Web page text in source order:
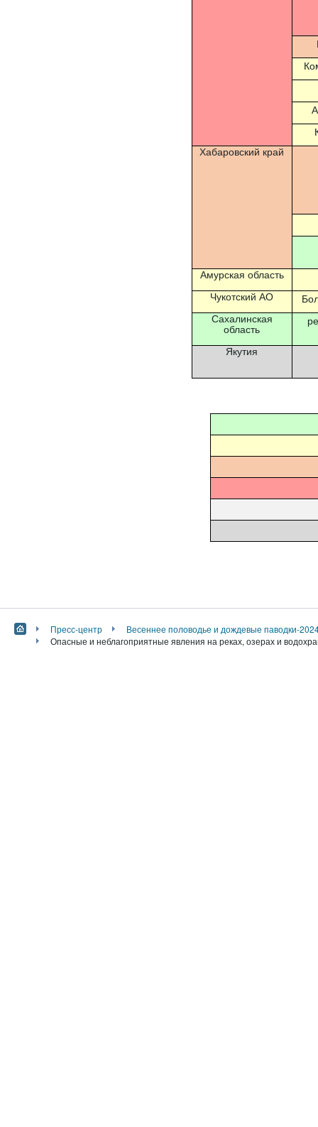
Хабаровский край
Амурская область
Чукотский АО
Сахалинская
область
Якутия
Пресс-центр
Весеннее половодье и дождевые паводки-
Опасные и неблагоприятные явления на реках, озерах и